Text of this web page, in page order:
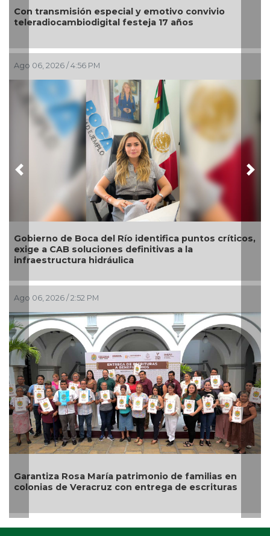
Nahle encabeza en Poza Rica entrega de apoyos
para impulsar el emprendimiento y bienestar de la
región norte
Ago 06, 2026 / 2:08 PM
El diálogo directo define las prioridades de obras y
servicios en Xalapa a través del Día del Pueblo
Ago 06, 2026 / 2:00 PM
Descarta Nahle motivos políticos en desafuero de
alcaldes de MC
Previous